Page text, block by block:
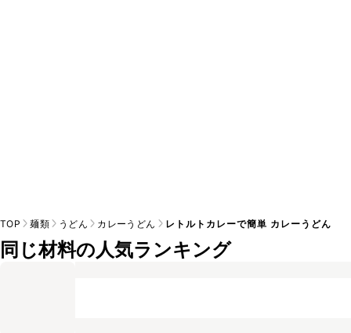
TOP 麺類 うどん カレーうどん レトルトカレーで簡単 カレーうどん
同じ材料の人気ランキング